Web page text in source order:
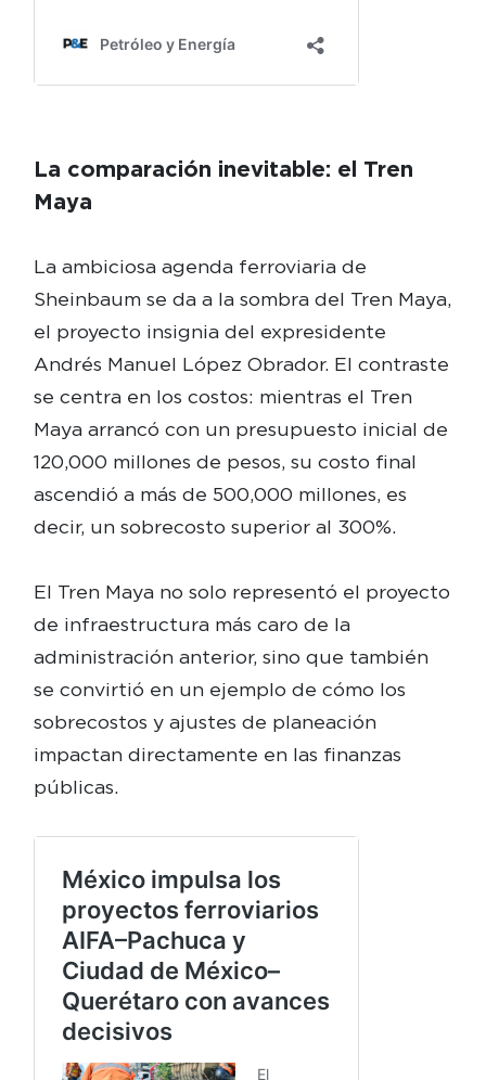
La comparación inevitable: el Tren
Maya
La ambiciosa agenda ferroviaria de
Sheinbaum se da a la sombra del Tren Maya,
el proyecto insignia del expresidente
Andrés Manuel López Obrador. El contraste
se centra en los costos: mientras el Tren
Maya arrancó con un presupuesto inicial de
120,000 millones de pesos, su costo final
ascendió a más de 500,000 millones, es
decir, un sobrecosto superior al 300%.
El Tren Maya no solo representó el proyecto
de infraestructura más caro de la
administración anterior, sino que también
se convirtió en un ejemplo de cómo los
sobrecostos y ajustes de planeación
impactan directamente en las finanzas
públicas.